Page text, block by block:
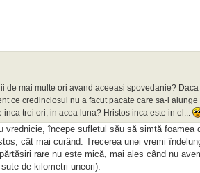
de mai multe ori avand aceeasi spovedanie?
ce credinciosul nu a facut pacate care sa-i
inca trei ori, in acea luna? Hristos inca este in el...
vrednicie, începe sufletul său să simtă
cât mai curând. Trecerea unei vremi
rare nu este mică, mai ales când nu
de kilometri uneori).